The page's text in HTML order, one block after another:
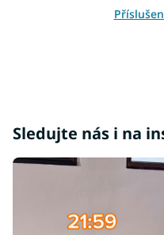
Sledujte nás i na